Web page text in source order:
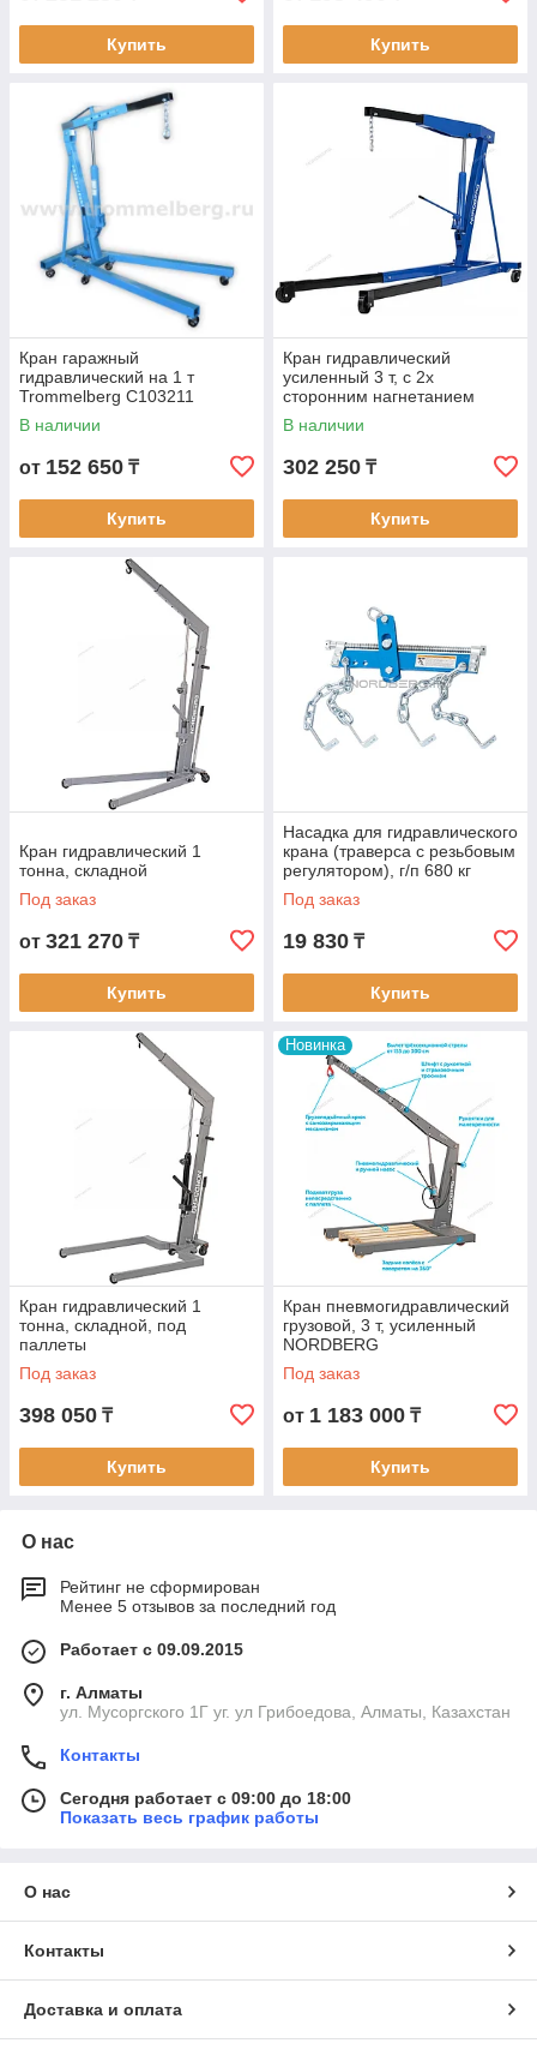
Купить Купить
Кран гаражный
гидравлический на 1 т
Trommelberg C103211
В наличии
от 152 650 ₸
Купить
Кран гидравлический
усиленный 3 т, с 2х
сторонним нагнетанием
В наличии
302 250 ₸
Купить
Кран гидравлический 1
тонна, складной
Под заказ
от 321 270 ₸
Купить
Насадка для гидравлического
крана (траверса с резьбовым
регулятором), г/п 680 кг
NORDBERG N37S
Под заказ
19 830 ₸
Купить
Кран гидравлический 1
тонна, складной, под
паллеты
Под заказ
398 050 ₸
Купить
Новинка
Кран пневмогидравлический
грузовой, 3 т, усиленный
NORDBERG
Под заказ
от 1 183 000 ₸
Купить
О нас
Рейтинг не сформирован
Менее 5 отзывов за последний год
Работает с 09.09.2015
г. Алматы
ул. Мусоргского 1Г уг. ул Грибоедова, Алматы, Казахстан
Контакты
Сегодня работает с 09:00 до 18:00
Показать весь график работы
О нас
Контакты
Доставка и оплата